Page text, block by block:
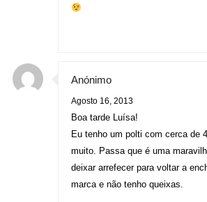
Anónimo
Agosto 16, 2013
Boa tarde Luísa!
Eu tenho um polti com cerca de
muito. Passa que é uma
deixar arrefecer para voltar a
marca e não tenho queixas.